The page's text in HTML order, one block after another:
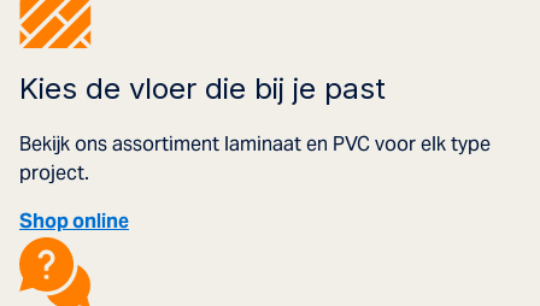
Kies de vloer die bij je past
Bekijk ons assortiment laminaat en PVC voor elk type
project.
Shop online